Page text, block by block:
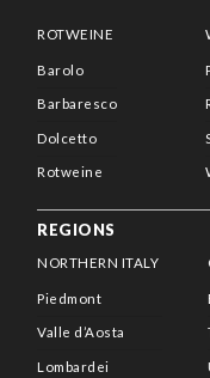
ROTWEINE
Barolo
Barbaresco
Dolcetto
Rotweine
REGIONS
NORTHERN ITALY
Piedmont
Valle d’Aosta
Lombardei